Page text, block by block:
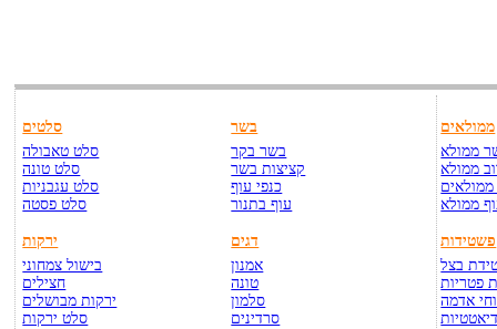
סלטים
סלט טאבולה
סלט טונה
סלט עגבניות
סלט פסטה
ירקות
בישול צמחוני
חצילים
ירקות מבושלים
סלט ירקות
בשר
בשר בקר
קציצות בשר
כנפי עוף
עוף בתנור
דגים
אמנון
טונה
סלמון
סרדינים
ממולאים
ממולא
ממולא
ממולא
פשטידות
בצל
פטריות
אדמה